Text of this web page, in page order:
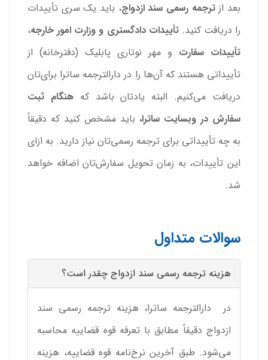
بعد ازترجمه رسمی سند ازدواج، باید یک سری تأییدات
را دریافت کنید. تأییدات دادگستری و وزارت امور خارجه،
تأییدات سفارت و مهر نوتاری پابلیک (دفترخانه) از
تأییداتی هستند که آن‌ها را در دارالترجمه ساترا برای‌تان
دریافت می‌کنیم. البته یادتان باشد کههنگام ثبت
سفارش در وبسایت ساترا، باید مشخص کنید که دقیقاً
به چه تأییداتی برای ترجمه رسمی‌تان نیاز دارید. به ازای
این تأییدات، به زمان تحویل سفارش‌تان اضافه خواهد
شد.
سوالات متداول
هزینه ترجمه رسمی سند ازدواج چقدر است؟
در دارالترجمه ساترا، هزینه ترجمه رسمی سند
ازدواج دقیقاً مطابق با تعرفه قوه قضاییه محاسبه
می‌شود. طبق آخرین نرخ‌نامه قوه قضاییه، هزینه